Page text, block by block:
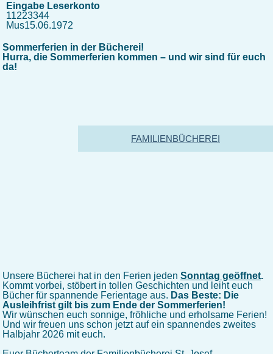
FAMILIENBÜCHEREI
Eingabe Leserkonto
11223344
Mus15.06.1972
Sommerferien in der Bücherei!
Hurra, die Sommerferien kommen – und wir sind für euch
da!
Unsere Bücherei hat in den Ferien jeden Sonntag geöffnet.
Kommt vorbei, stöbert in tollen Geschichten und leiht euch
Bücher für spannende Ferientage aus. Das Beste: Die
Ausleihfrist gilt bis zum Ende der Sommerferien!
Wir wünschen euch sonnige, fröhliche und erholsame Ferien!
Und wir freuen uns schon jetzt auf ein spannendes zweites
Halbjahr 2026 mit euch.